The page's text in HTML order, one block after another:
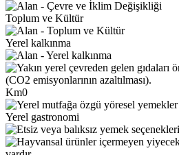
Toplum ve Kültür
Yerel kalkınma
Km0
Yerel gastronomi